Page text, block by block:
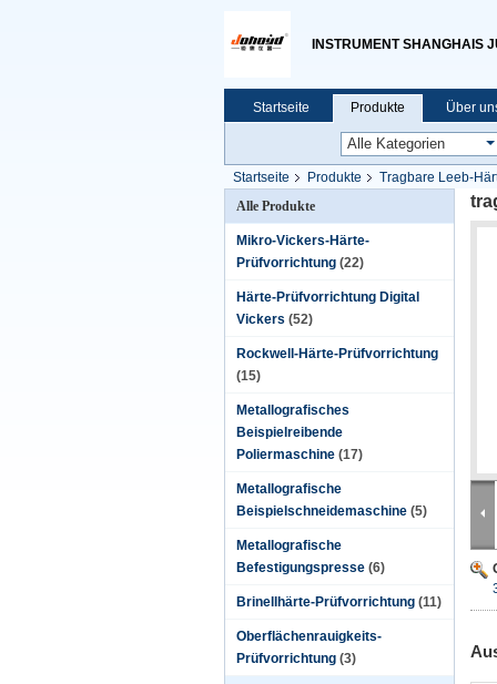
INSTRUMENT SHANGHAIS
Startseite Produkte Über
Startseite Produkte Tragbare Leeb-
Alle Produkte
Mikro-Vickers-Härte-
Prüfvorrichtung (22)
Härte-Prüfvorrichtung Digital
Vickers (52)
Rockwell-Härte-Prüfvorrichtung
(15)
Metallografisches
Beispielreibende
Poliermaschine (17)
Metallografische
Beispielschneidemaschine (5)
Metallografische
Befestigungspresse (6)
Brinellhärte-Prüfvorrichtung (11)
Oberflächenrauigkeits-
Prüfvorrichtung (3)